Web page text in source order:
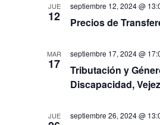
JUE
12
septiembre 12, 2024 @
Precios de
MAR
17
septiembre 17, 2024 @
Tributación y
Discapacidad,
JUE septiembre 26, 2024 @